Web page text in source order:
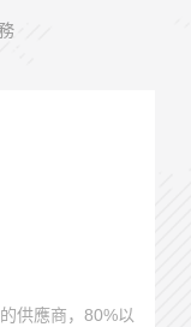
供應商，80%以